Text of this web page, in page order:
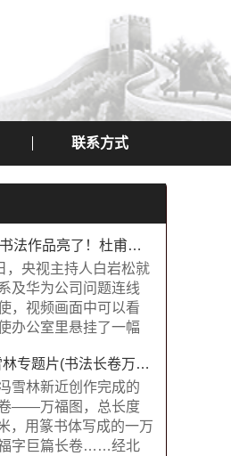
联系方式
中国驻美大使馆的这幅书法作品亮了！杜甫望岳书法作品
，央视主持人白岩松就
及华为公司问题连线
，视频画面中可以看
办公室里悬挂了一幅
岳》，极具内涵，这
书法字体是典型欧体
圆兼备、严谨工整、
。
浙江电视台:书法家冯雪林专题片(书法长卷万福图)
雪林新近创作完成的
——万福图，总长度
，用篆书体写成的一万
字巨篇长卷……经北